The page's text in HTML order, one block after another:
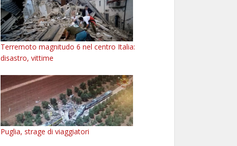
Terremoto magnitudo 6 nel centro Italia:
disastro, vittime
Puglia, strage di viaggiatori